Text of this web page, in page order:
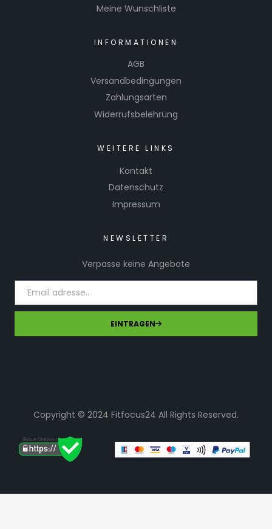
Meine Wunschliste
INFORMATIONEN
AGB
Versandbedingungen
Zahlungsarten
Widerrufsbelehrung
WEITERE LINKS
Kontakt
Datenschutz
Impressum
NEWSLETTER
Verpasse keine Angebote
EINTRAGEN
Copyright © 2024 Fitfocus24 All Rights Reserved.